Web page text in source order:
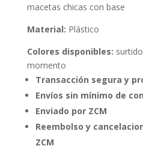
macetas chicas con base
Material: Plástico
Colores disponibles:
momento
Transacción segura y
Envíos sin mínimo de
Enviado por ZCM
Reembolso y
ZCM